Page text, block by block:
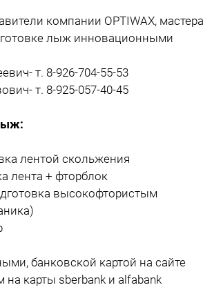
компании OPTIWAX, мастера
лыж инновационными
т. 8-926-704-55-53
т. 8-925-057-40-45
лентой скольжения
лента + фторблок
высокофтористым
банковской картой на сайте
карты sberbank и alfabank